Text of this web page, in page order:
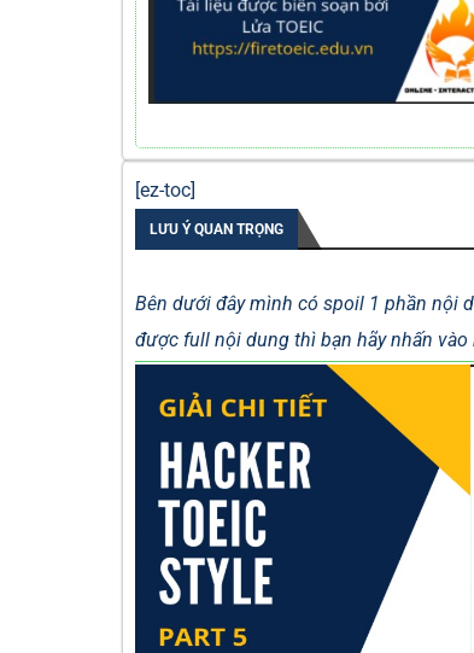
[ez-toc]
LƯU Ý QUAN TRỌNG
Bên dưới đây mình có spoil 1 phần nội
được full nội dung thì bạn hãy nhấn vào